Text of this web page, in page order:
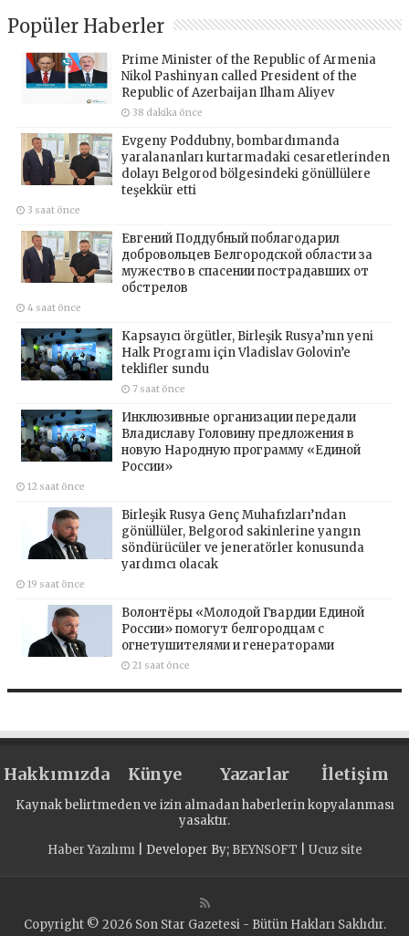
Popüler Haberler
Prime Minister of the Republic of Armenia
Nikol Pashinyan called President of the
Republic of Azerbaijan Ilham Aliyev
38 dakika önce
Evgeny Poddubny, bombardımanda
yaralananları kurtarmadaki cesaretlerinden
dolayı Belgorod bölgesindeki gönüllülere
teşekkür etti
3 saat önce
Евгений Поддубный поблагодарил
добровольцев Белгородской области за
мужество в спасении пострадавших от
обстрелов
4 saat önce
Kapsayıcı örgütler, Birleşik Rusya’nın yeni
Halk Programı için Vladislav Golovin’e
teklifler sundu
7 saat önce
Инклюзивные организации передали
Владиславу Головину предложения в
новую Народную программу «Единой
России»
12 saat önce
Birleşik Rusya Genç Muhafızları’ndan
gönüllüler, Belgorod sakinlerine yangın
söndürücüler ve jeneratörler konusunda
yardımcı olacak
19 saat önce
Волонтёры «Молодой Гвардии Единой
России» помогут белгородцам с
огнетушителями и генераторами
21 saat önce
Hakkımızda Künye Yazarlar İletişim
Kaynak belirtmeden ve izin almadan haberlerin kopyalanması
yasaktır.
Haber Yazılımı| Developer By; BEYNSOFT Ucuz site
Copyright © 2026 Son Star Gazetesi - Bütün Hakları Saklıdır.